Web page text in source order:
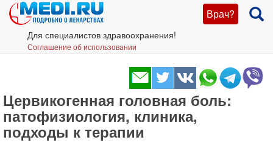
Врач?
Для специалистов здравоохранения!
Соглашение об использовании
Цервикогенная головная боль:
патофизиология, клиника,
подходы к терапии